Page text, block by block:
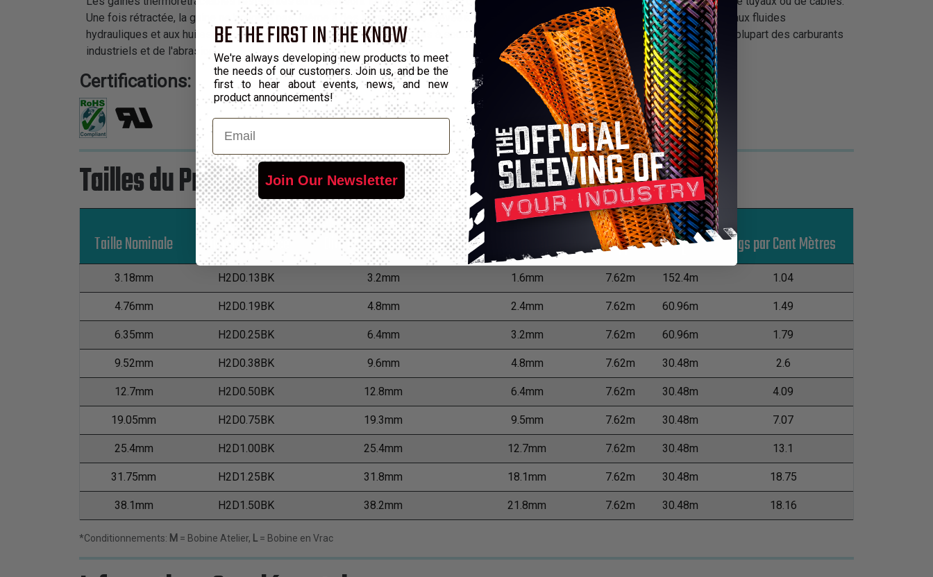
Une fois rétractée, la gaine ne bougera pas, même à des températures élevées. Elle est résistante au carburants d'aviation, au diesel, aux fluides
hydrauliques et aux huiles de lubrification. Il protégera les fils, les joints à souder, les bornes, les connexions et les composants de la plupart des carburants
industriels et de l'abrasion.
Certifications:
Tailles du Produit
Taille Nominale Numéro de Pièce Diamètre Non Rétracté Diamètre Rétracté
*Conditionnements
M
L Kgs par Cent Mètres
3.18mm H2D0.13BK 3.2mm 1.6mm 7.62m 152.4m 1.04
4.76mm H2D0.19BK 4.8mm 2.4mm 7.62m 60.96m 1.49
6.35mm H2D0.25BK 6.4mm 3.2mm 7.62m 60.96m 1.79
9.52mm H2D0.38BK 9.6mm 4.8mm 7.62m 30.48m 2.6
12.7mm H2D0.50BK 12.8mm 6.4mm 7.62m 30.48m 4.09
19.05mm H2D0.75BK 19.3mm 9.5mm 7.62m 30.48m 7.07
25.4mm H2D1.00BK 25.4mm 12.7mm 7.62m 30.48m 13.1
31.75mm H2D1.25BK 31.8mm 18.1mm 7.62m 30.48m 18.75
38.1mm H2D1.50BK 38.2mm 21.8mm 7.62m 30.48m 18.16
*Conditionnements: M = Bobine Atelier, L = Bobine en Vrac
BE THE FIRST IN THE KNOW
We're always developing new products to meet
the needs of our customers. Join us, and be the
first to hear about events, news, and new
product announcements!
Email
Join Our Newsletter